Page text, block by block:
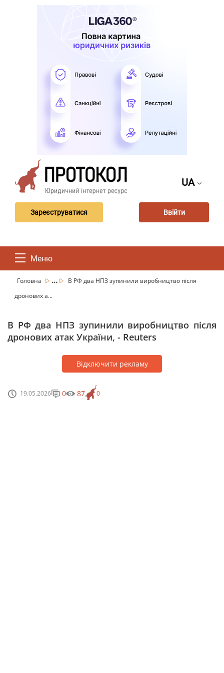
UA
Зареєструватися Ввійти
Меню
Головна ...
В РФ два НПЗ зупинили виробництво після
дронових а...
В РФ два НПЗ зупинили виробництво після
дронових атак України, - Reuters
Відключити рекламу
19.05.2026 0
0 87